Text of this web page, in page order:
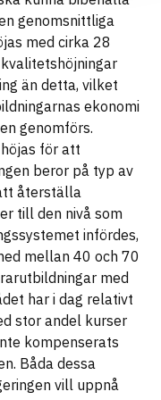
genomsnittliga
med cirka 28
än detta, vilket
ekonomi
genomförs.
för att
beror på typ av
återställa
till den nivå som
infördes,
mellan 40 och 70
med
har i dag relativt
stor andel kurser
kompenserats
Båda dessa
vill uppnå